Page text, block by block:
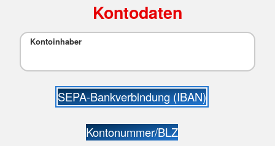
Kontodaten
Kontoinhaber
SEPA-Bankverbindung (IBAN)
Kontonummer/BLZ